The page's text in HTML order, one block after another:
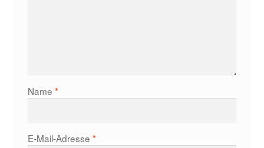
Name *
E-Mail-Adresse *